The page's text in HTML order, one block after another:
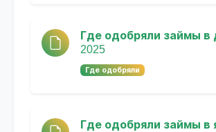
Где одобряли займы в
2025
Где одобряли
Где одобряли займы в